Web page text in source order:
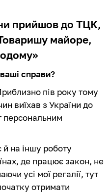
прийшов до ТЦК,
майоре,
справи?
пів року тому
виїхав з України до
персональним
й на іншу роботу
де працює закон, не
усі мої регалії, тут
отримати